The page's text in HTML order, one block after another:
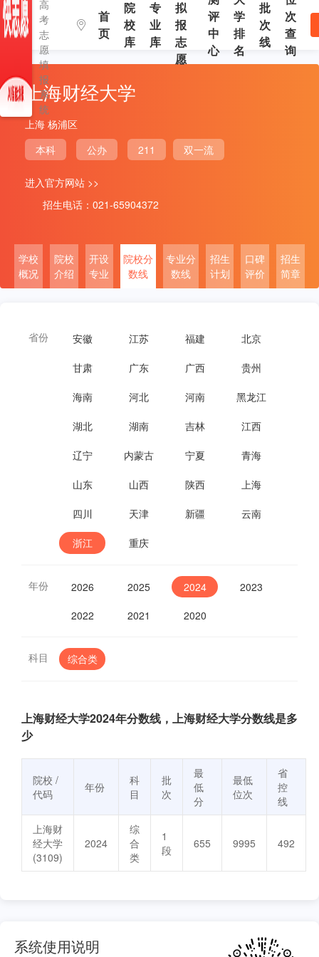
高
考
志
愿
填
报
系
统
首
页
院
校
库
专
业
库
拟
报
志
愿
评
中
心
学
排
名
批
次
线
次
查
询
上海财经大学
上海 杨浦区
本科
公办 211 双一流
进入官方网站 >>
招生电话：021-65904372
学校
概况
院校
介绍
开设
专业
院校分
数线
专业分
数线
招生
计划
口碑
评价
招生
简章
省份 安徽 江苏 福建 北京
甘肃 广东 广西 贵州
海南 河北 河南 黑龙江
湖北 湖南 吉林 江西
辽宁 内蒙古 宁夏 青海
山东 山西 陕西 上海
四川 天津 新疆 云南
浙江 重庆
年份 2026 2025 2024
2023
2022
2021 2020
科目 综合类
上海财经大学2024年分数线，上海财经大学分数线是多
少
院校 /
代码
年份
科
目
批
次
最
低
分
最低
位次
省
控
线
上海财
经大学
(3109)
2024
综
合
类
1
段
655 9995 492
系统使用说明